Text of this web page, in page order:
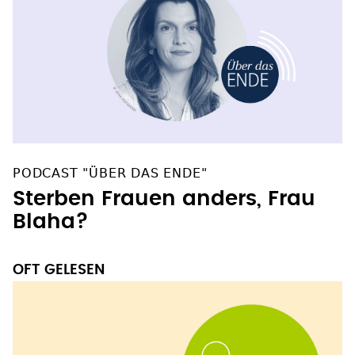
PODCAST "ÜBER DAS ENDE"
Sterben Frauen anders, Frau
Blaha?
OFT GELESEN